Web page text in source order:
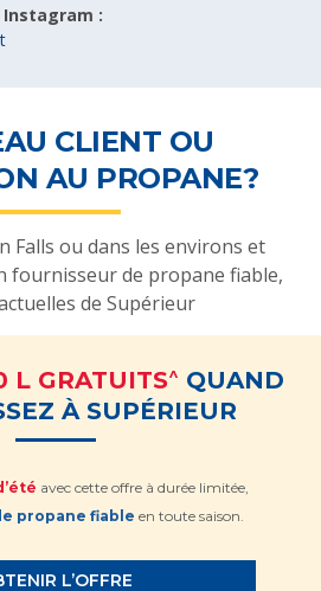
Instagram :
CLIENT OU
AU PROPANE?
Falls ou dans les environs et
fournisseur de propane fiable,
de Supérieur
L GRATUITS^ QUAND
À SUPÉRIEUR
avec cette offre à durée limitée,
propane fiable en toute saison.
L’OFFRE